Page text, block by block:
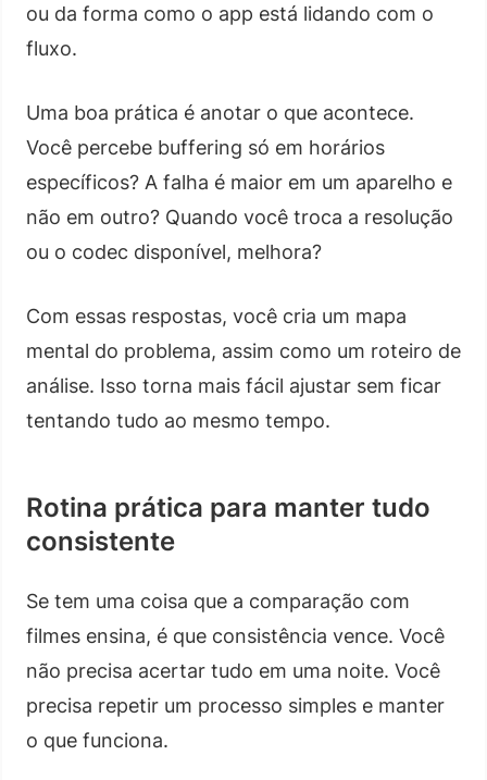
ou da forma como o app está lidando com o
fluxo.
Uma boa prática é anotar o que acontece.
Você percebe buffering só em horários
específicos? A falha é maior em um aparelho e
não em outro? Quando você troca a resolução
ou o codec disponível, melhora?
Com essas respostas, você cria um mapa
mental do problema, assim como um roteiro de
análise. Isso torna mais fácil ajustar sem ficar
tentando tudo ao mesmo tempo.
Rotina prática para manter tudo
consistente
Se tem uma coisa que a comparação com
filmes ensina, é que consistência vence. Você
não precisa acertar tudo em uma noite. Você
precisa repetir um processo simples e manter
o que funciona.